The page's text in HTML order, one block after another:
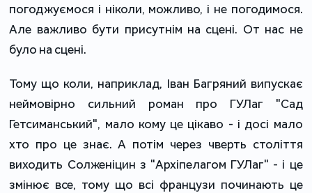
погоджуємося і ніколи, можливо, і не погодимося.
Але важливо бути присутнім на сцені. От нас не
було на сцені.
Тому що коли, наприклад, Іван Багряний випускає
неймовірно сильний роман про ГУЛаг "Сад
Гетсиманський", мало кому це цікаво - і досі мало
хто про це знає. А потім через чверть століття
виходить Солженіцин з "Архіпелагом ГУЛаг" - і це
змінює все, тому що всі французи починають це